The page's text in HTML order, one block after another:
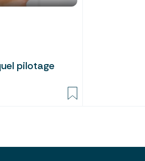
pilotage